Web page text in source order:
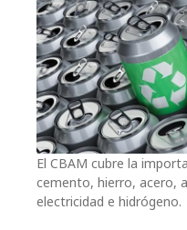
El CBAM cubre la
cemento, hierro, acero,
electricidad e hidrógeno.